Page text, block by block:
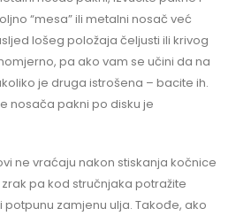
“mesa” ili metalni nosač već
lošeg položaja čeljusti ili krivog
pa ako vam se učini da na
je druga istrošena – bacite ih.
nosača pakni po disku je
ne vraćaju nakon stiskanja kočnice
pa kod stručnjaka potražite
zamjenu ulja. Takođe, ako